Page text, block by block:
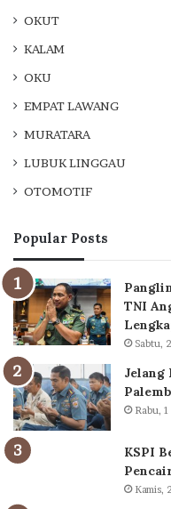
OKUT
KALAM
OKU
EMPAT LAWANG
MURATARA
LUBUK LINGGAU
OTOMOTIF
Popular Posts
TNI
Sabtu,
Jelang
Rabu,
KSPI
Kamis,